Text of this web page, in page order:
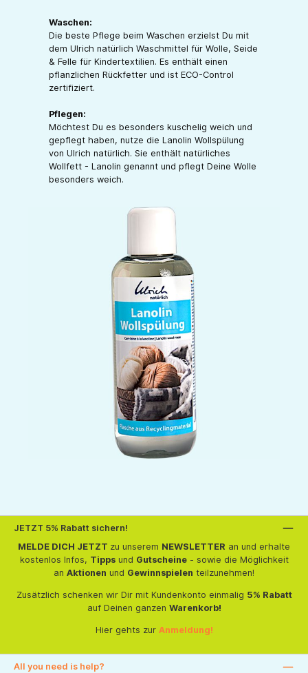
Waschen:
Die beste Pflege beim Waschen erzielst Du mit
dem Ulrich natürlich Waschmittel für Wolle, Seide
& Felle für Kindertextilien. Es enthält einen
pflanzlichen Rückfetter und ist ECO-Control
zertifiziert.
Pflegen:
Möchtest Du es besonders kuschelig weich und
gepflegt haben, nutze die Lanolin Wollspülung
von Ulrich natürlich. Sie enthält natürliches
Wollfett - Lanolin genannt und pflegt Deine Wolle
besonders weich.
JETZT 5% Rabatt sichern!
MELDE DICH JETZT zu unserem NEWSLETTER an und erhalte
kostenlos Infos, Tippsund Gutscheine- sowie die Möglichkeit
an Aktionen und Gewinnspielen teilzunehmen!
Zusätzlich schenken wir Dir mit Kundenkonto einmalig 5% Rabatt
auf Deinen ganzen Warenkorb!
Hier gehts zur Anmeldung!
All you need is help?